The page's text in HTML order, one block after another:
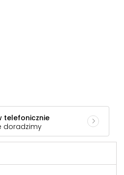
telefonicznie
doradzimy